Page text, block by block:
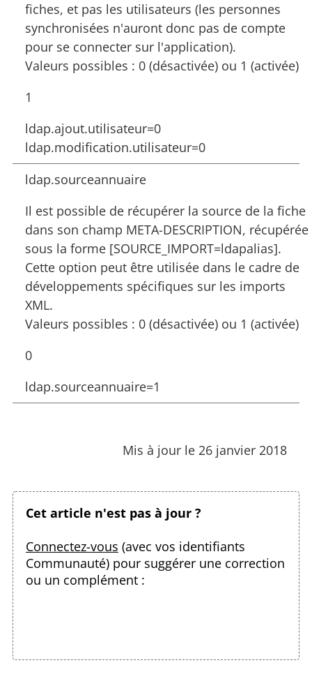
fiches, et pas les utilisateurs (les personnes
synchronisées n'auront donc pas de compte
pour se connecter sur l'application).
Valeurs possibles : 0 (désactivée) ou 1 (activée)
1
ldap.ajout.utilisateur=0
ldap.modification.utilisateur=0
ldap.sourceannuaire
Il est possible de récupérer la source de la fiche
dans son champ META-DESCRIPTION, récupérée
sous la forme [SOURCE_IMPORT=ldapalias].
Cette option peut être utilisée dans le cadre de
développements spécifiques sur les imports
XML.
Valeurs possibles : 0 (désactivée) ou 1 (activée)
0
ldap.sourceannuaire=1
Mis à jour le 26 janvier 2018
Cet article n'est pas à jour ?
Connectez-vous (avec vos identifiants
Communauté) pour suggérer une correction
ou un complément :